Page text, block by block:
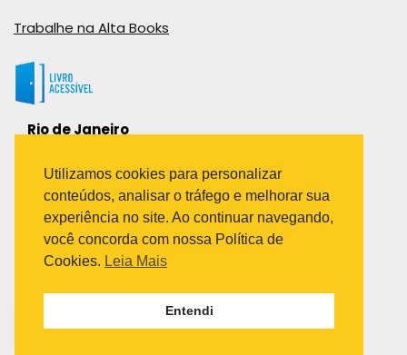
Trabalhe na Alta Books
Rio de Janeiro
Bairro Industrial do Jacaré
Rio de Janeiro – RJ – CEP: 20970-031
Telefone:
(21) 3278-8069
(21) 3995-7512
Avenida Paulista 1636 / sala 1407
Utilizamos cookies para personalizar
conteúdos, analisar o tráfego e melhorar sua
experiência no site. Ao continuar navegando,
você concorda com nossa Política de
Cookies. Leia Mais
Entendi